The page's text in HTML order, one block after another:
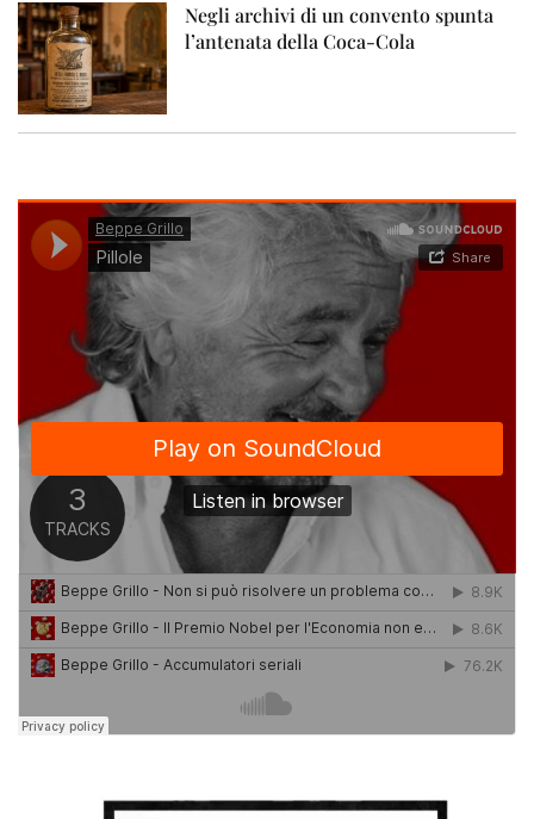
Negli archivi di un convento spunta
l’antenata della Coca-Cola